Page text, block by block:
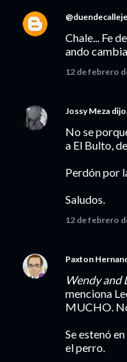
Chale... Fe
ando
12 de febrero
Jossy Meza
No se
a El Bulto,
Perdón por
Saludos.
12 de febrero
Paxton
Wendy and
menciona
MUCHO.
Se estenó
el perro.